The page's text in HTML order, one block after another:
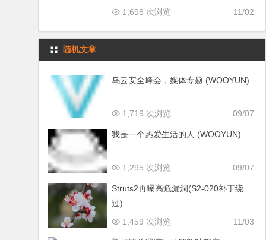
11/02
1,698 次浏览
随机文章
乌云安全峰会，媒体专题 (WOOYUN)
09/07
1,719 次浏览
我是一个热爱生活的人 (WOOYUN)
09/07
1,295 次浏览
Struts2再曝高危漏洞(S2-020补丁绕
过)
11/03
1,459 次浏览